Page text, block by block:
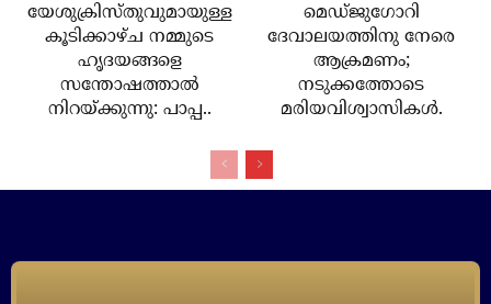
യേശുക്രിസ്തുവുമായുള്ള
കൂടിക്കാഴ്ച നമ്മുടെ
ഹൃദയങ്ങളെ
സന്തോഷത്താല്‍
നിറയ്ക്കുന്നു: പാപ്പ..
മെഡ്ജുഗോറി
ദേവാലയത്തിനു നേരെ
ആക്രമണം;
നടുക്കത്തോടെ
മരിയവിശ്വാസികള്‍.